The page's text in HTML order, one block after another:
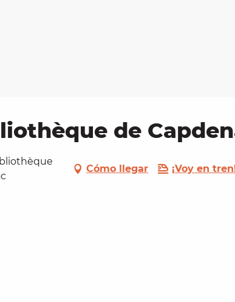
de
Cómo llegar ¡Voy en